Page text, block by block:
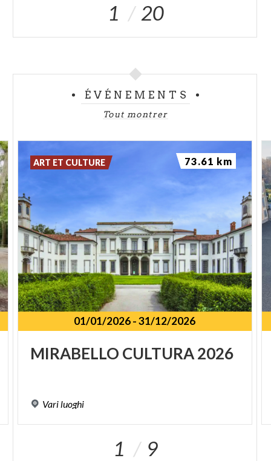
1 20
ÉVÉNEMENTS
Tout montrer
01/01/2026-31/12/2026
MIRABELLO CULTURA2026
Vari luoghi
ART ET CULTURE 73.61 km
1 9